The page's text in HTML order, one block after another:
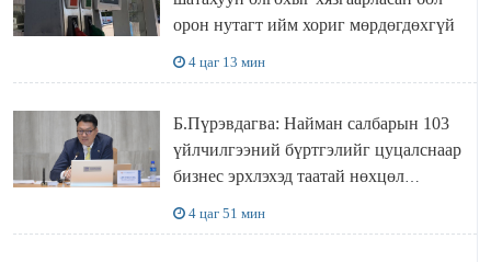
орон нутагт ийм хориг мөрдөгдөхгүй
4 цаг 13 мин
Б.Пүрэвдагва: Найман салбарын 103
үйлчилгээний бүртгэлийг цуцалснаар
бизнес эрхлэхэд таатай нөхцөл
4 цаг 51 мин